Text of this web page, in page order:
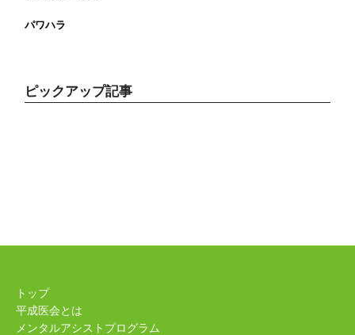
パワハラ
ピックアップ記事
トップ
平成医会とは
メンタルアシストプログラム